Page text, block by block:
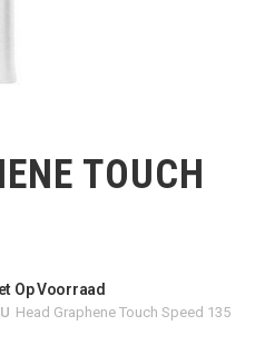
TOUCH
Op Voorraad
Head Graphene Touch Speed 135